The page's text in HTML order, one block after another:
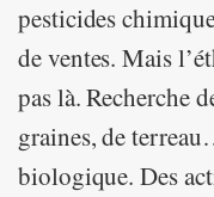
pesticides
de ventes. Mais
pas là. Recherche
graines, de
biologique. Des